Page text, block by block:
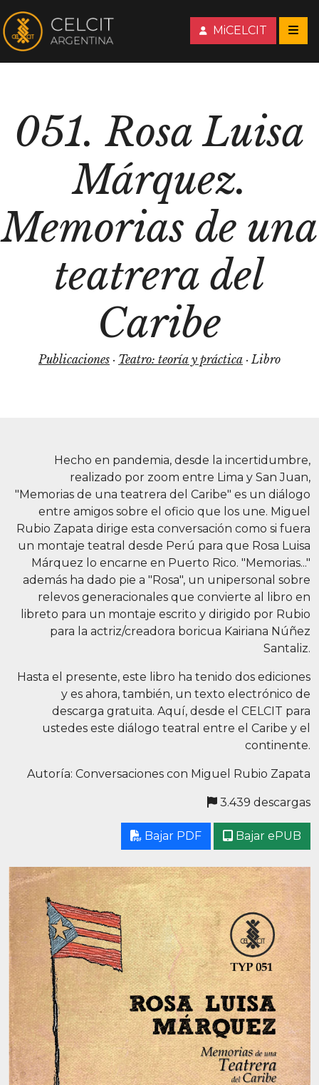
MiCELCIT
051. Rosa Luisa
Márquez.
Memorias de una
teatrera del
Caribe
Publicaciones · Teatro: teoría y práctica · Libro
Hecho en pandemia, desde la incertidumbre,
realizado por zoom entre Lima y San Juan,
"Memorias de una teatrera del Caribe" es un diálogo
entre amigos sobre el oficio que los une. Miguel
Rubio Zapata dirige esta conversación como si fuera
un montaje teatral desde Perú para que Rosa Luisa
Márquez lo encarne en Puerto Rico. "Memorias..."
además ha dado pie a "Rosa", un unipersonal sobre
relevos generacionales que convierte al libro en
libreto para un montaje escrito y dirigido por Rubio
para la actriz/creadora boricua Kairiana Núñez
Santaliz.
Hasta el presente, este libro ha tenido dos ediciones
y es ahora, también, un texto electrónico de
descarga gratuita. Aquí, desde el CELCIT para
ustedes este diálogo teatral entre el Caribe y el
continente.
Autoría: Conversaciones con Miguel Rubio Zapata
3.439 descargas
Bajar PDF Bajar ePUB